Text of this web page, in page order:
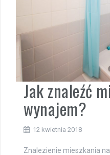
Jak znaleźć
wynajem?
12 kwietnia 2018
Znalezienie mieszkania